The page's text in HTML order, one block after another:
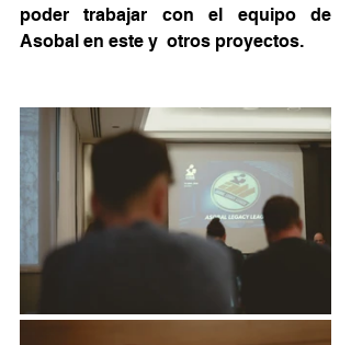
poder trabajar con el equipo de
Asobal en este y  otros proyectos.